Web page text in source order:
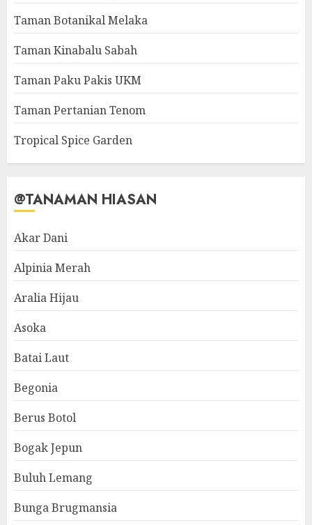
Taman Botanikal Melaka
Taman Kinabalu Sabah
Taman Paku Pakis UKM
Taman Pertanian Tenom
Tropical Spice Garden
@TANAMAN HIASAN
Akar Dani
Alpinia Merah
Aralia Hijau
Asoka
Batai Laut
Begonia
Berus Botol
Bogak Jepun
Buluh Lemang
Bunga Brugmansia